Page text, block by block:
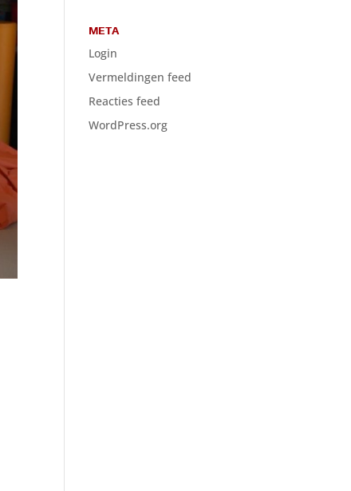
META
Login
Vermeldingen feed
Reacties feed
WordPress.org